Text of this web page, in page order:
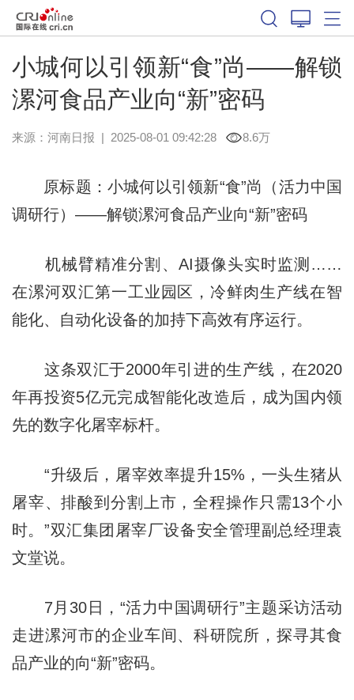
小城何以引领新“食”尚——解锁
漯河食品产业向“新”密码
来源： 河南日报 | 2025-08-01 09:42:28 8.6万
原标题：小城何以引领新“食”尚（活力中国
调研行）——解锁漯河食品产业向“新”密码
机械臂精准分割、AI摄像头实时监测……
在漯河双汇第一工业园区，冷鲜肉生产线在智
能化、自动化设备的加持下高效有序运行。
这条双汇于2000年引进的生产线，在2020
年再投资5亿元完成智能化改造后，成为国内领
先的数字化屠宰标杆。
“升级后，屠宰效率提升15%，一头生猪从
屠宰、排酸到分割上市，全程操作只需13个小
时。”双汇集团屠宰厂设备安全管理副总经理袁
文堂说。
7月30日，“活力中国调研行”主题采访活动
走进漯河市的企业车间、科研院所，探寻其食
品产业的向“新”密码。